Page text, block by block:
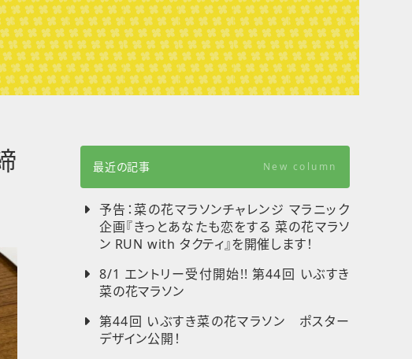
最近の記事 New column
予告：菜の花マラソンチャレンジ マラニック
企画『きっとあなたも恋をする 菜の花マラソ
ン RUN with タクティ』を開催します！
8/1 エントリー受付開始!! 第44回 いぶすき
菜の花マラソン
第44回 いぶすき菜の花マラソン ポスター
デザイン公開！